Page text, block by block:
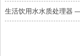
生活饮用水水质处理器